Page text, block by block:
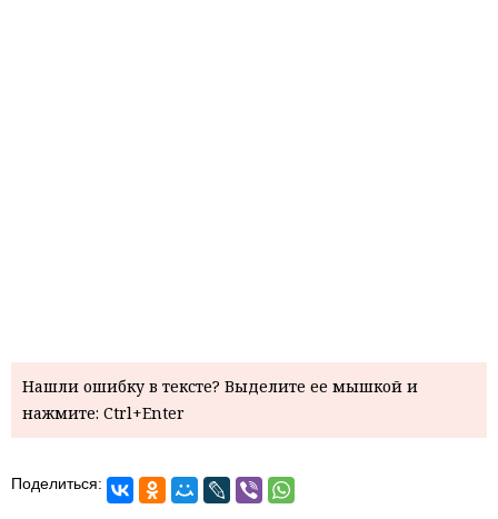
Нашли ошибку в тексте? Выделите ее мышкой и
нажмите: Ctrl+Enter
Поделиться: